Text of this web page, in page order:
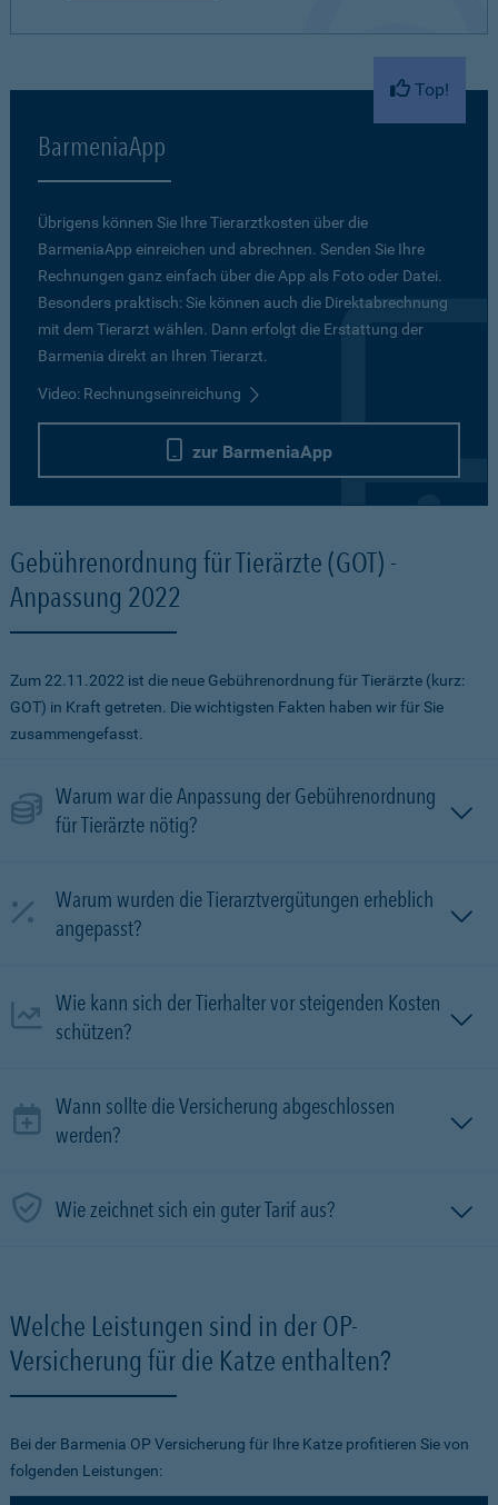
Top!
BarmeniaApp
Übrigens können Sie Ihre Tierarztkosten über die
BarmeniaApp einreichen und abrechnen. Senden Sie Ihre
Rechnungen ganz einfach über die App als Foto oder Datei.
Besonders praktisch: Sie können auch die Direktabrechnung
mit dem Tierarzt wählen. Dann erfolgt die Erstattung der
Barmenia direkt an Ihren Tierarzt.
Video: Rechnungseinreichung
zur BarmeniaApp
Gebührenordnung für Tierärzte (GOT) -
Anpassung 2022
Zum 22.11.2022 ist die neue Gebührenordnung für Tierärzte (kurz:
GOT) in Kraft getreten. Die wichtigsten Fakten haben wir für Sie
zusammengefasst.
Warum war die Anpassung der Gebührenordnung
für Tierärzte nötig?
Warum wurden die Tierarztvergütungen erheblich
angepasst?
Wie kann sich der Tierhalter vor steigenden Kosten
schützen?
Wann sollte die Versicherung abgeschlossen
werden?
Wie zeichnet sich ein guter Tarif aus?
Welche Leistungen sind in der OP-
Versicherung für die Katze enthalten?
Bei der Barmenia OP Versicherung für Ihre Katze profitieren Sie von
folgenden Leistungen: